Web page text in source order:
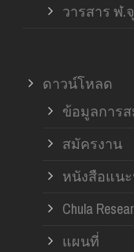
วารสาร ฬ.
ดาวน์โหลด
ข้อมูลการ
สมัครงาน
หนังสือแน
Chula
แผนที่